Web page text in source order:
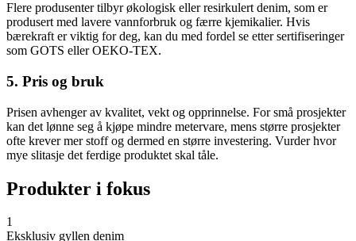
Flere produsenter tilbyr økologisk eller resirkulert denim, som er
produsert med lavere vannforbruk og færre kjemikalier. Hvis
bærekraft er viktig for deg, kan du med fordel se etter sertifiseringer
som GOTS eller OEKO-TEX.
5. Pris og bruk
Prisen avhenger av kvalitet, vekt og opprinnelse. For små prosjekter
kan det lønne seg å kjøpe mindre metervare, mens større prosjekter
ofte krever mer stoff og dermed en større investering. Vurder hvor
mye slitasje det ferdige produktet skal tåle.
Produkter i fokus
1
Eksklusiv gyllen denim